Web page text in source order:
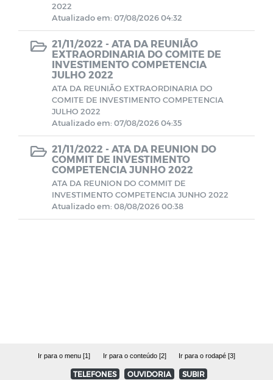
Demonstrativos Previdenciário
Demonstrativo Previdenciários DAIR
Demonstrativo Previdenciários DEPIN
Demonstrativo Previdenciários DIPR
Demonstrativos Previdenciários DRAA
Demonstrativos Contábeis
Comitê de Investimentos
PORTARIAS RPPS 2023
2022
Atualizado em: 07/08/2026 04:32
21/11/2022 - ATA DA REUNIÃO
EXTRAORDINARIA DO COMITE DE
INVESTIMENTO COMPETENCIA
JULHO 2022
ATA DA REUNIÃO EXTRAORDINARIA DO
COMITE DE INVESTIMENTO COMPETENCIA
JULHO 2022
Atualizado em: 07/08/2026 04:35
21/11/2022 - ATA DA REUNION DO
COMMIT DE INVESTIMENTO
COMPETENCIA JUNHO 2022
ATA DA REUNION DO COMMIT DE
INVESTIMENTO COMPETENCIA JUNHO 2022
Atualizado em: 08/08/2026 00:38
Ir para o menu [1] Ir para o conteúdo [2] Ir para o rodapé [3]
TELEFONES OUVIDORIA SUBIR